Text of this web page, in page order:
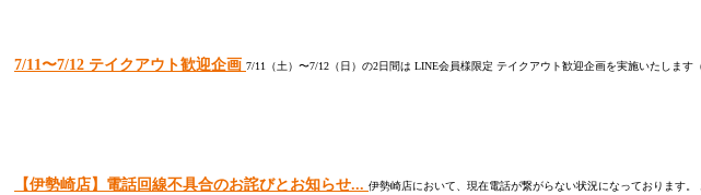
7/11〜7/12 テイクアウト歓迎企画 7/11（土）〜7/12（日）の2日間は LINE会員様限定 テイクアウト歓迎企画を実施いたし
【伊勢崎店】電話回線不具合のお詫びとお知らせ... 伊勢崎店において、現在電話が繋がらない状況になっております